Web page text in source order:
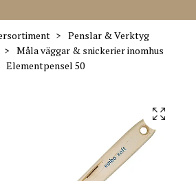
Penslar & Verktyg
Måla väggar & snickerier inomhus
Elementpensel 50